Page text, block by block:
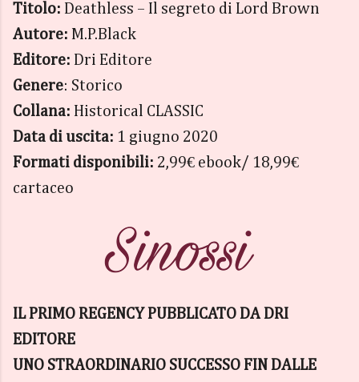
Titolo: Deathless – Il segreto di Lord Brown
Autore: M.P.Black
Editore: Dri Editore
Genere: Storico
Collana: Historical CLASSIC
Data di uscita: 1 giugno 2020
Formati disponibili: 2,99€ ebook/ 18,99€
cartaceo
IL PRIMO REGENCY PUBBLICATO DA DRI
EDITORE
UNO STRAORDINARIO SUCCESSO FIN DALLE